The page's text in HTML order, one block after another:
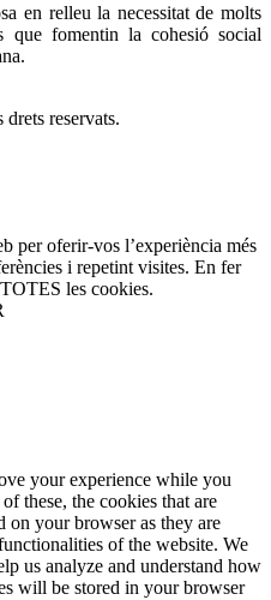
en relleu la necessitat de molts
que fomentin la cohesió social
reservats.
per oferir-vos l’experiència més
i repetint visites. En fer
les cookies.
your experience while you
these, the cookies that are
on your browser as they are
of the website. We
us analyze and understand how
will be stored in your browser